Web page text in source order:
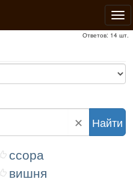
Ответов: 14 шт.
ссора
вишня
✕ Найти